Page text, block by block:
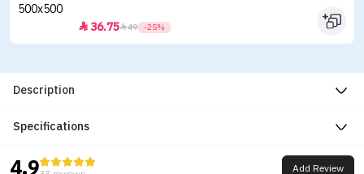
 36.7549 -25%
Description
Specifications
Add Review